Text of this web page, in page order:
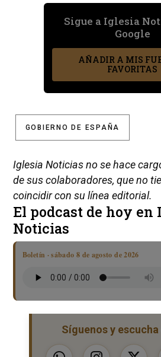
Sigue a Iglesia
Google
AÑADIR A MIS
FAVORITAS
GOBIERNO DE ESPAÑA
Iglesia Noticias no se hace
de sus colaboradores, que no
coincidir con su línea editorial.
El podcast de hoy en
Noticias
Boletín · sábado 8 de agosto de 2026
Síguenos y